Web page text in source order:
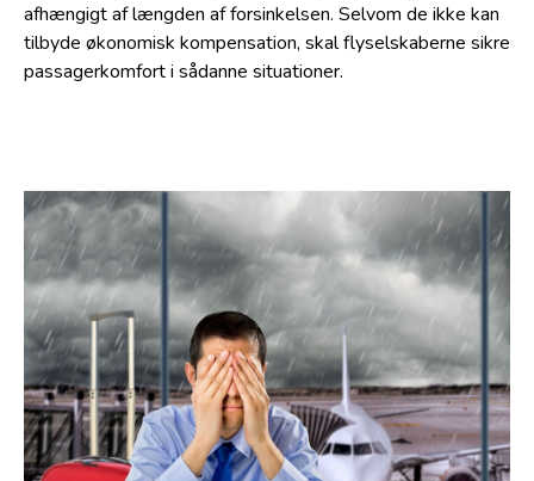
afhængigt af længden af forsinkelsen. Selvom de ikke kan
tilbyde økonomisk kompensation, skal flyselskaberne sikre
passagerkomfort i sådanne situationer.